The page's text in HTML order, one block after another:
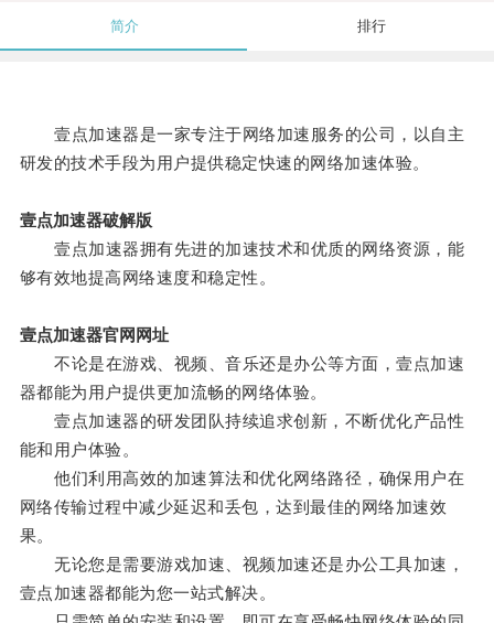
简介 排行
壹点加速器是一家专注于网络加速服务的公司，以自主
研发的技术手段为用户提供稳定快速的网络加速体验。
壹点加速器破解版
壹点加速器拥有先进的加速技术和优质的网络资源，能
够有效地提高网络速度和稳定性。
壹点加速器官网网址
不论是在游戏、视频、音乐还是办公等方面，壹点加速
器都能为用户提供更加流畅的网络体验。
壹点加速器的研发团队持续追求创新，不断优化产品性
能和用户体验。
他们利用高效的加速算法和优化网络路径，确保用户在
网络传输过程中减少延迟和丢包，达到最佳的网络加速效
果。
无论您是需要游戏加速、视频加速还是办公工具加速，
壹点加速器都能为您一站式解决。